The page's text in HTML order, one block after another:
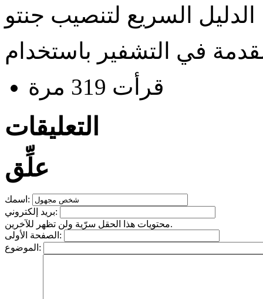
الدليل السريع لتنصيب جنتو
قرأت 319 مرة
التعليقات
علِّق
اسمك:
بريد إلكتروني:
محتويات هذا الحقل سرّية ولن تظهر للآخرين.
الصفحة الأولى:
الموضوع: